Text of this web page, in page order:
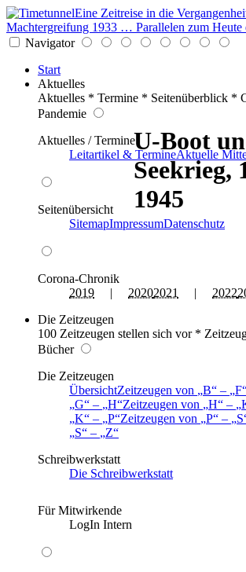
Eine Zeitreise in die
Machtergreifung 1933 … Parallelen zum Heute
Navigator
Start
Aktuelles
Aktuelles * Termine * Seitenüberblick *
Pandemie
Aktuelles / Termine
Leitartikel & TermineAktuelle
Seitenübersicht
SitemapImpressumDatenschutz
Corona-Chronik
2019 | 20202021 | 2022
Die Zeitzeugen
100 Zeitzeugen stellen sich vor *
Bücher
Die Zeitzeugen
ÜbersichtZeitzeugen von B – F
G
– H Zeitzeugen von H –
K
– P Zeitzeugen von P – S
S
–
Z
Schreibwerkstatt
Die Schreibwerkstatt
Für Mitwirkende
LogIn Intern
U-Boot
Seekrieg,
1945